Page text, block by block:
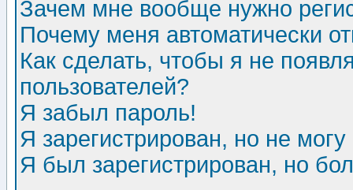
Зачем мне вообще нужно
Почему меня автоматически
Как сделать, чтобы я не
пользователей?
Я забыл пароль!
Я зарегистрирован, но не могу
Я был зарегистрирован, но